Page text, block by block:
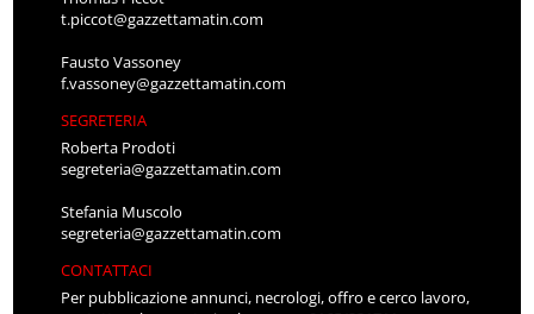
t.piccot@gazzettamatin.com
Fausto Vassoney
f.vassoney@gazzettamatin.com
SEGRETERIA
Roberta Prodoti
segreteria@gazzettamatin.com
Stefania Muscolo
segreteria@gazzettamatin.com
CONTATTACI
Per pubblicazione annunci, necrologi, offro e cerco lavoro,